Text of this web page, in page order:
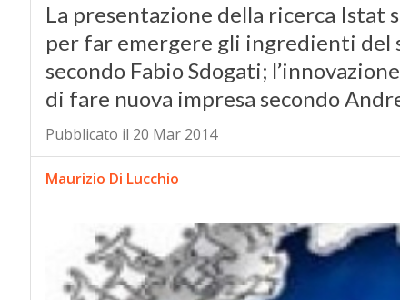
La presentazione della ricerca Istat
per far emergere gli ingredienti del
secondo Fabio Sdogati;
di fare nuova impresa secondo
Pubblicato il 20 Mar 2014
Maurizio Di Lucchio